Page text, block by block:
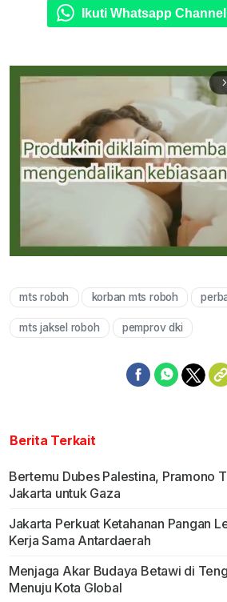
Ikuti Whatsapp
arrow_forward_ios
mts roboh korban mts roboh
mts jaksel roboh pemprov dki
Berita Terkait
Bertemu Dubes Palestina, Pramono
Jakarta untuk Gaza
Jakarta Perkuat Ketahanan Pangan
Kerja Sama Antardaerah
Menjaga Akar Budaya Betawi di
Menuju Kota Global